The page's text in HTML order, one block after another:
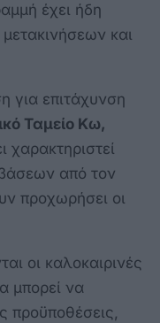
έχει ήδη
και
για επιτάχυνση
Ταμείο Κω,
χαρακτηριστεί
από τον
προχωρήσει οι
οι καλοκαιρινές
μπορεί να
προϋποθέσεις,